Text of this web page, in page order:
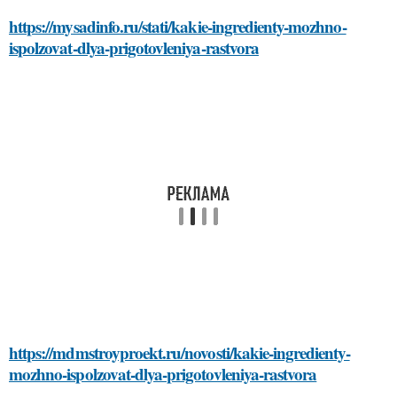
https://mysadinfo.ru/stati/kakie-ingredienty-mozhno-
ispolzovat-dlya-prigotovleniya-rastvora
https://mdmstroyproekt.ru/novosti/kakie-ingredienty-
mozhno-ispolzovat-dlya-prigotovleniya-rastvora